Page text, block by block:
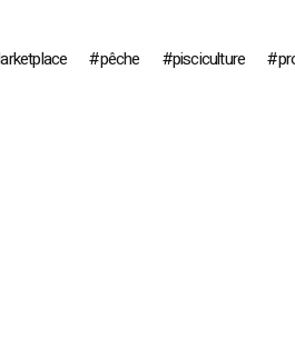
pêche pisciculture